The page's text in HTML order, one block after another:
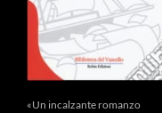
«Un incalzante romanzo